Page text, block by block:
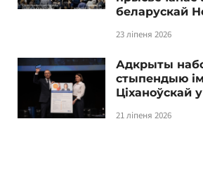
беларускай
23 ліпеня 2026
Адкрыты
стыпендыю
Ціханоўскай
21 ліпеня 2026